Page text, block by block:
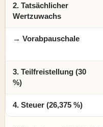
2. Tatsächlicher
Wertzuwachs
→ Vorabpauschale
3. Teilfreistellung (30
%)
4. Steuer (26,375 %)